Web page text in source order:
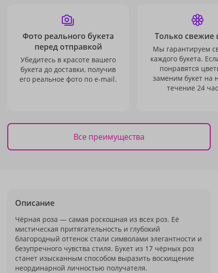
Фото реального букета
перед отправкой
Убедитесь в красоте вашего
букета до доставки, получив
его реальное фото по e-mail.
Только свежие
Мы гарантируем
каждого букета.
понравятся
заменим букет на
течение 24
Все преимущества
Описание
Чёрная роза — самая роскошная из всех роз. Её
мистическая притягательность и глубокий
благородный оттенок стали символами элегантности и
безупречного чувства стиля. Букет из 17 чёрных роз
станет изысканным способом выразить восхищение
неординарной личностью получателя.